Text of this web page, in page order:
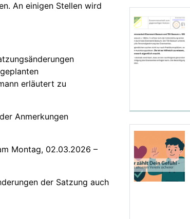
An einigen Stellen wird
erläutert zu
Anmerkungen
Montag, 02.03.2026 –
der Satzung auch